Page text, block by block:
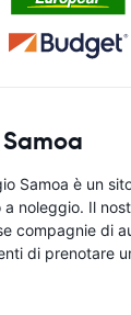
Samoa è un
noleggio. Il
compagnie di
di prenotare